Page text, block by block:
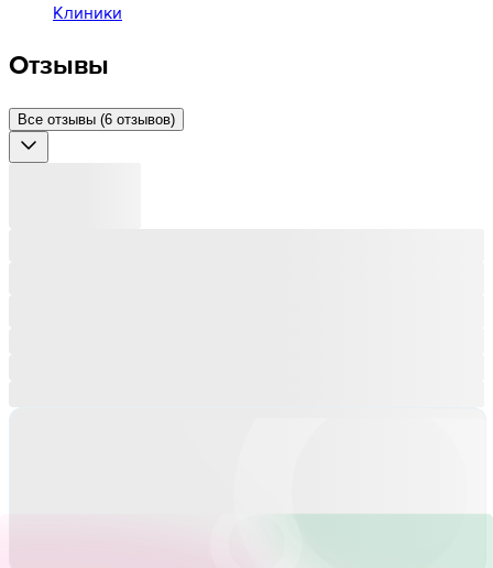
Клиники
Отзывы
Все отзывы (6 отзывов)